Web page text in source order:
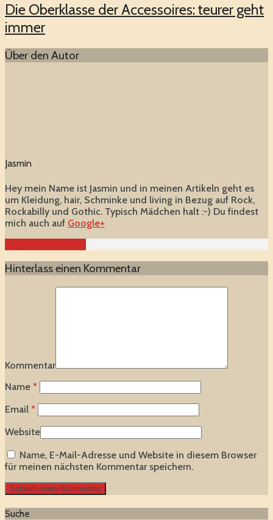
Die Oberklasse der Accessoires: teurer geht
immer
Über den Autor
Jasmin
Hey mein Name ist Jasmin und in meinen Artikeln geht es
um Kleidung, hair, Schminke und living in Bezug auf Rock,
Rockabilly und Gothic. Typisch Mädchen halt :-) Du findest
mich auch auf Google+
Hinterlass einen Kommentar
Kommentar
Name *
Email *
Website
Name, E-Mail-Adresse und Website in diesem Browser
für meinen nächsten Kommentar speichern.
Suche